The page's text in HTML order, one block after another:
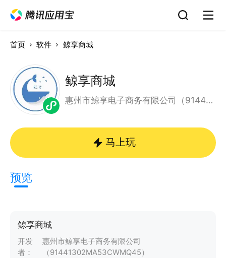
首页 软件 鲸享商城
鲸享商城
惠州市鲸享电子商务有限公司（91441302MA53CWMQ45）
马上玩
预览
鲸享商城
开发
者：
惠州市鲸享电子商务有限公司
（91441302MA53CWMQ45）